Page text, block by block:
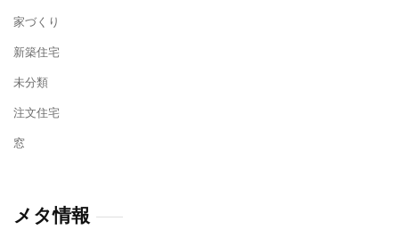
家づくり
新築住宅
未分類
注文住宅
窓
メタ情報